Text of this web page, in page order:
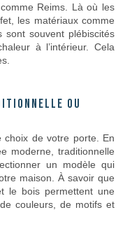
Reims. Là où les
les matériaux comme
souvent plébiscités
à l’intérieur. Cela
ou
choix de votre porte. En
moderne, traditionnelle
un modèle qui
maison. À savoir que
le bois permettent une
couleurs, de motifs et